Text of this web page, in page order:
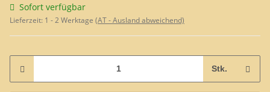
Sofort verfügbar
Lieferzeit: 1 - 2 Werktage (AT - Ausland abweichend)
Stk.